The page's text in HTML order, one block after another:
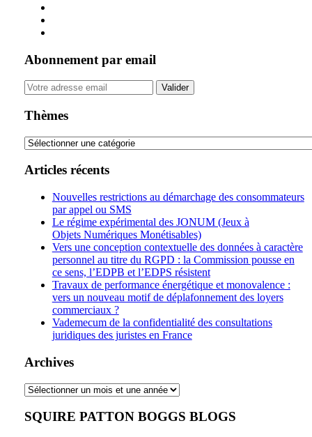
Abonnement par email
Your
website
Thèmes
Thèmes
Articles récents
Nouvelles restrictions au démarchage des consommateurs
par appel ou SMS
Le régime expérimental des JONUM (Jeux à
Objets Numériques Monétisables)
Vers une conception contextuelle des données à caractère
personnel au titre du RGPD : la Commission pousse en
ce sens, l’EDPB et l’EDPS résistent
Travaux de performance énergétique et monovalence :
vers un nouveau motif de déplafonnement des loyers
commerciaux ?
Vademecum de la confidentialité des consultations
juridiques des juristes en France
Archives
Archives
SQUIRE PATTON BOGGS BLOGS